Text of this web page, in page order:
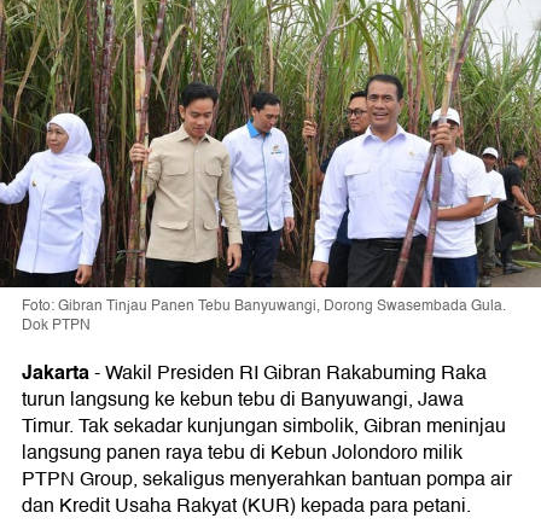
Foto: Gibran Tinjau Panen Tebu Banyuwangi, Dorong Swasembada Gula.
Dok PTPN
Jakarta-Wakil Presiden RI Gibran Rakabuming Raka
turun langsung ke kebun tebu di Banyuwangi, Jawa
Timur. Tak sekadar kunjungan simbolik, Gibran meninjau
langsung panen raya tebu di Kebun Jolondoro milik
PTPN Group, sekaligus menyerahkan bantuan pompa air
dan Kredit Usaha Rakyat (KUR) kepada para petani.